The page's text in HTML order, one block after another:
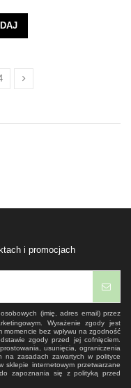
i promocjach
(imię, adres email) przez
Wyrażenie zgody jest
bez wpływu na zgodność
zgody przed jej cofnięciem.
usunięcia, ograniczenia
na zasadach zawartych w polityce
sklepie internetowym przetwarzane
do zapoznania się z polityką przed